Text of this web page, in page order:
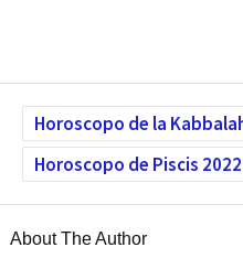
Horoscopo de la
Horoscopo de Piscis 2022
About The Author